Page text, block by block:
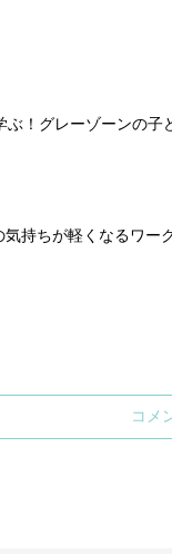
ぶ！グレーゾーンの
持ちが軽くなるワー
コメ